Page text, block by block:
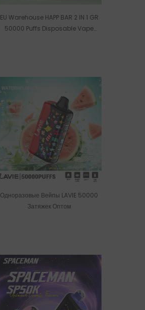
EU Warehouse HAPP BAR 2 IN 1 GR
50000 Puffs Disposable Vape
Одноразовые Вейпы LAVIE 50000
Затяжек Оптом